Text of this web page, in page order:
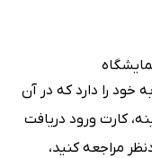
را دارد که در آن
کارت ورود دریافت
مراجعه کنید،